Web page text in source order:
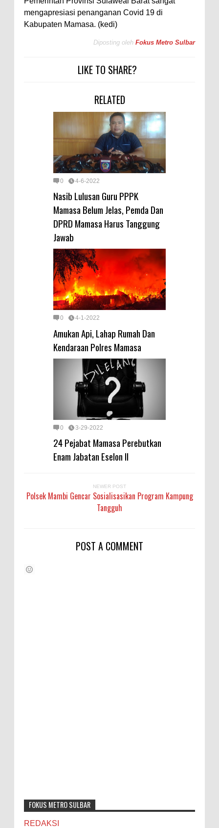
mengapresiasi penanganan Covid 19 di
Kabupaten Mamasa. (kedi)
Diposting oleh Fokus Metro Sulbar
LIKE TO SHARE?
RELATED
0 4-6-2022
Nasib Lulusan Guru PPPK
Mamasa Belum Jelas, Pemda Dan
DPRD Mamasa Harus Tanggung
Jawab
0 4-1-2022
Amukan Api, Lahap Rumah Dan
Kendaraan Polres Mamasa
0 3-29-2022
24 Pejabat Mamasa Perebutkan
Enam Jabatan Eselon II
NEWER POST
Polsek Mambi Gencar Sosialisasikan Program Kampung
Tangguh
POST A COMMENT
FOKUS METRO SULBAR
REDAKSI